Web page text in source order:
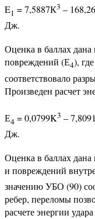
E1 = 7,5887К3 –
Дж.
Оценка в баллах
повреждений (Е4),
соответствовало
Произведен расчет
Е4 = 0,0799K3 –
Дж.
Оценка в баллах дана
и повреждений
значению УБО (90)
ребер, переломы
расчете энергии